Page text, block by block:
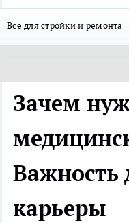
Все для стройки и ремонта
Зачем
Важность
карьеры